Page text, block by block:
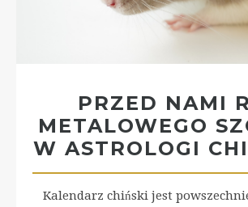
PRZED NAMI
METALOWEGO
W ASTROLOGI
Kalendarz chiński jest